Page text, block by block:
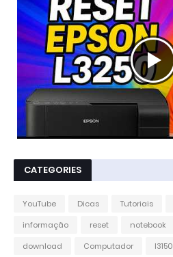
CATEGORIES
YouTube Dicas Tutoriais
informação
reset notebook
download
Computador l3150